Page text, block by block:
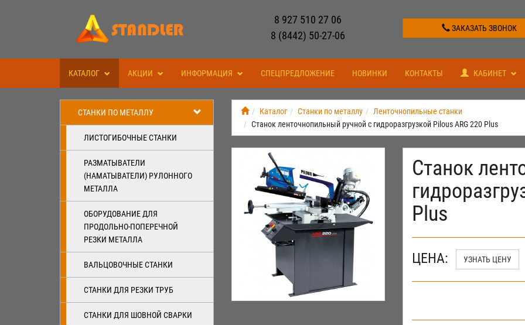
8 927 510 27 06
8 (8442) 50-27-06
ЗАКАЗАТЬ ЗВОНОК
КАТАЛОГ АКЦИИ ИНФОРМАЦИЯ СПЕЦПРЕДЛОЖЕНИЕ НОВИНКИ КОНТАКТЫ КАБИНЕТ
СТАНКИ ПО МЕТАЛЛУ
ЛИСТОГИБОЧНЫЕ СТАНКИ
РАЗМАТЫВАТЕЛИ
(НАМАТЫВАТЕЛИ) РУЛОННОГО
МЕТАЛЛА
ОБОРУДОВАНИЕ ДЛЯ
ПРОДОЛЬНО-ПОПЕРЕЧНОЙ
РЕЗКИ МЕТАЛЛА
ВАЛЬЦОВОЧНЫЕ СТАНКИ
СТАНКИ ДЛЯ РЕЗКИ ТРУБ
СТАНКИ ДЛЯ ШОВНОЙ СВАРКИ
Каталог Станки по металлу
Ленточнопильные станки
Станок ленточнопильный ручной с гидроразгрузкой Pilous ARG 220 Plus
Станок
Plus
ЦЕНА: УЗНАТЬ ЦЕНУ